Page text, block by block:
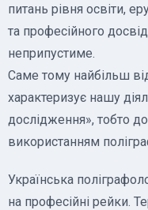
питань рівня освіти,
та професійного
неприпустиме.
Саме тому найбільш
характеризує нашу
дослідження», тобто
використанням
Українська
на професійні рейки.